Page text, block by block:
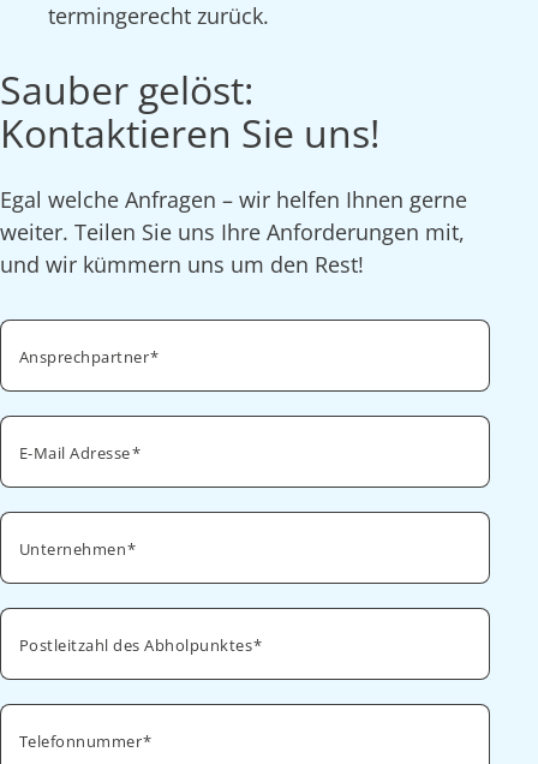
termingerecht zurück.
Sauber gelöst:
Kontaktieren Sie uns!
Egal welche Anfragen – wir helfen Ihnen gerne
weiter. Teilen Sie uns Ihre Anforderungen mit,
und wir kümmern uns um den Rest!
Ansprechpartner
E-Mail Adresse
Unternehmen
Postleitzahl des Abholpunktes
Telefonnummer